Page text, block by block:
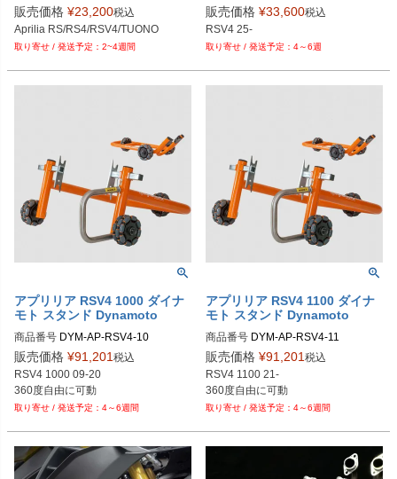
PRN007489-01
PRN007489-02
PRN007489-03
PRN007489-05
PRN007489-06
PRN007489-11
PRN007489-12
PRN007489-13
PRN007489-14
PRN007489-15
販売価格 ¥23,200税込
Aprilia RS/RS4/RSV4/TUONO
2~4週間
RSV4-FE-25
販売価格 ¥33,600税込
RSV4 25-
4～6週
アプリリア RSV4 1000 ダイナ
モト スタンド Dynamoto
商品番号 DYM-AP-RSV4-10
DYM-AP-RSV4-10-FR-OR：前後セ
ット・オレンジ
DYM-AP-RSV4-10-FR-BK：前後セ
ット・ブラック
み・オレンジ
DYM-AP-RSV4-10-R-BK：リアの
み・ブラック
販売価格 ¥91,201 税込
RSV4 1000 09-20
360度自由に可動
4～6週間
アプリリア RSV4 1100 ダイナ
モト スタンド Dynamoto
商品番号 DYM-AP-RSV4-11
DYM-AP-RSV4-11-FR-OR：前後セ
ット・オレンジ
DYM-AP-RSV4-11-FR-BK：前後セッ
ト・ブラック
み・オレンジ
DYM-AP-RSV4-11-R-BK：リアの
販売価格 ¥91,201 税込
RSV4 1100 21-
4～6週間